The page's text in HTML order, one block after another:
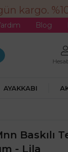
kargo.
Blog
AYAKKABI
Baskılı
- Lila